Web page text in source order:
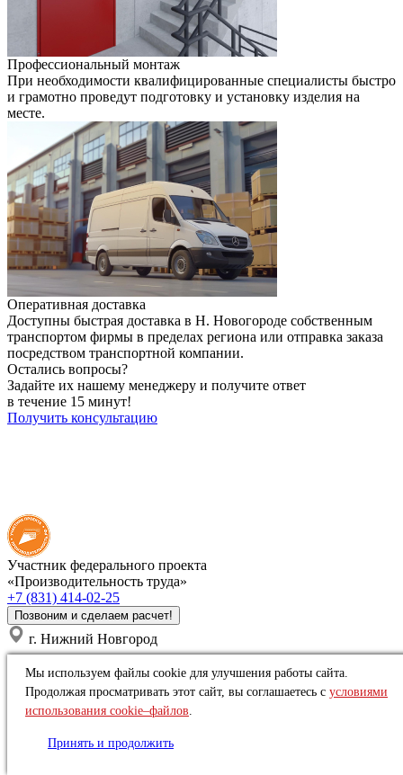
Профессиональный монтаж
При необходимости квалифицированные специалисты быстро
и грамотно проведут подготовку и установку изделия на
месте.
Оперативная доставка
Доступны быстрая доставка в Н. Новогороде собственным
транспортом фирмы в пределах региона или отправка заказа
посредством транспортной компании.
Остались вопросы?
Задайте их нашему менеджеру и получите ответ
в течение 15 минут!
Получить консультацию
Участник федерального проекта
«Производительность труда»
+7 (831) 414-02-25
Позвоним и сделаем расчет!
г. Нижний Новгород
Воронеж
Брянск
Нижний Новгород
Тамбов
Мы используем файлы cookie для улучшения работы сайта.
Продолжая просматривать этот сайт, вы соглашаетесь с условиями
использования cookie–файлов.
Принять и продолжить